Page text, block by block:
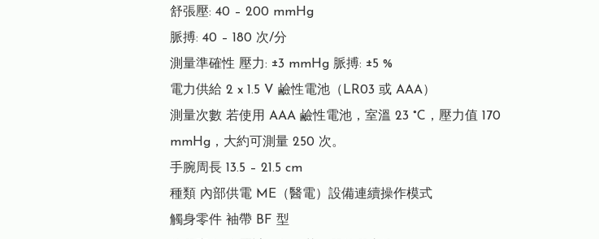
舒張壓: 40 – 200 mmHg
脈搏: 40 – 180 次/分
測量準確性 壓力: ±3 mmHg 脈搏: ±5 %
電力供給 2 x 1.5 V 鹼性電池（LR03 或 AAA）
測量次數 若使用 AAA 鹼性電池，室溫 23 °C，壓力值 170
mmHg，大約可測量 250 次。
手腕周長 13.5 – 21.5 cm
種類 內部供電 ME（醫電）設備連續操作模式
觸身零件 袖帶 BF 型